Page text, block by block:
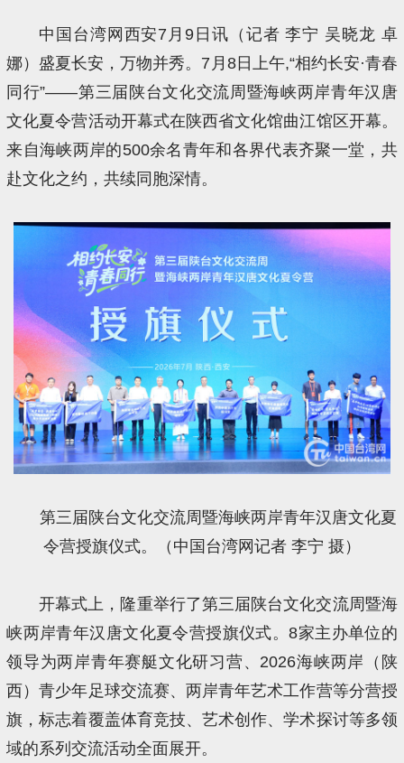
中国台湾网西安7月9日讯（记者 李宁 吴晓龙 卓
娜）盛夏长安，万物并秀。7月8日上午,“相约长安·青春
同行”——第三届陕台文化交流周暨海峡两岸青年汉唐
文化夏令营活动开幕式在陕西省文化馆曲江馆区开幕。
来自海峡两岸的500余名青年和各界代表齐聚一堂，共
赴文化之约，共续同胞深情。
第三届陕台文化交流周暨海峡两岸青年汉唐文化夏
令营授旗仪式。（中国台湾网记者 李宁 摄）
开幕式上，隆重举行了第三届陕台文化交流周暨海
峡两岸青年汉唐文化夏令营授旗仪式。8家主办单位的
领导为两岸青年赛艇文化研习营、2026海峡两岸（陕
西）青少年足球交流赛、两岸青年艺术工作营等分营授
旗，标志着覆盖体育竞技、艺术创作、学术探讨等多领
域的系列交流活动全面展开。